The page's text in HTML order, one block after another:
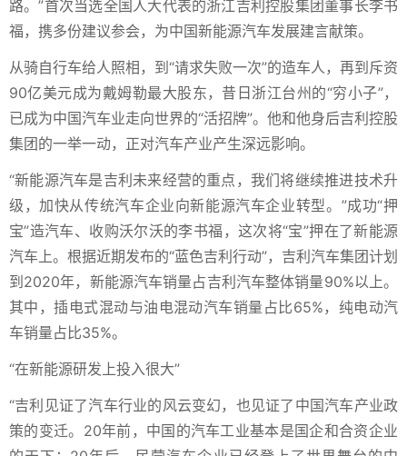
路。”首次当选全国人大代表的浙江吉利控股集团董事长李书
福，携多份建议参会，为中国新能源汽车发展建言献策。
从骑自行车给人照相，到“请求失败一次”的造车人，再到斥资
90亿美元成为戴姆勒最大股东，昔日浙江台州的“穷小子”，
已成为中国汽车业走向世界的“活招牌”。他和他身后吉利控股
集团的一举一动，正对汽车产业产生深远影响。
“新能源汽车是吉利未来经营的重点，我们将继续推进技术升
级，加快从传统汽车企业向新能源汽车企业转型。”成功“押
宝”造汽车、收购沃尔沃的李书福，这次将“宝”押在了新能源
汽车上。根据近期发布的“蓝色吉利行动”，吉利汽车集团计划
到2020年，新能源汽车销量占吉利汽车整体销量90%以上。
其中，插电式混动与油电混动汽车销量占比65%，纯电动汽
车销量占比35%。
“在新能源研发上投入很大”
“吉利见证了汽车行业的风云变幻，也见证了中国汽车产业政
策的变迁。20年前，中国的汽车工业基本是国企和合资企业